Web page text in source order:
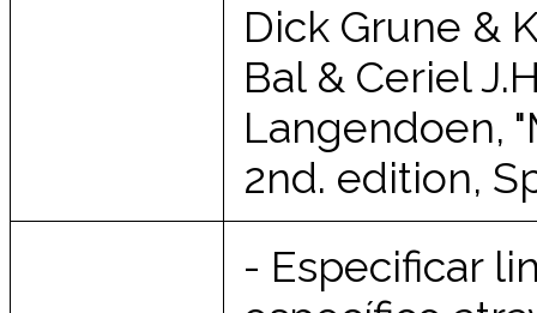
Dick Grune &
Bal & Ceriel
Langendoen,
2nd. edition,
- Especificar